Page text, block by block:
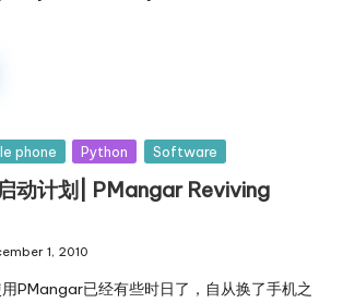
phone Python Software
动计划| PMangar Reviving
1, 2010
PMangar已经有些时日了，自从换了手机之